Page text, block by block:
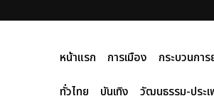
หน้าแรก การเมือง กระบวนกา
ทั่วไทย
บันเทิง วัฒนธรรม-ประ